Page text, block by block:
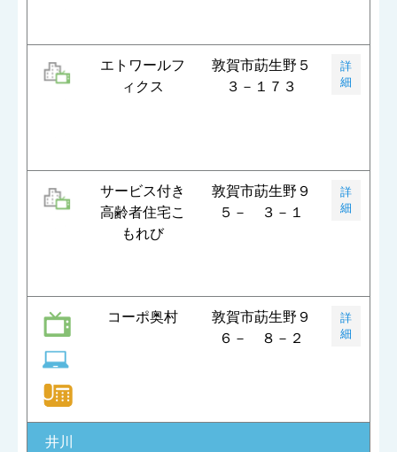
エトワールフ
ィクス
敦賀市莇生野５
３－１７３
詳
細
サービス付き
高齢者住宅こ
もれび
敦賀市莇生野９
５－ ３－１
詳
細
コーポ奥村
敦賀市莇生野９
６－ ８－２
詳
細
井川